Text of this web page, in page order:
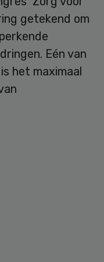
getekend om
Eén van
het maximaal